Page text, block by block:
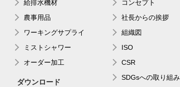
給排水機材
農事用品
ワーキングサプライ
ミストシャワー
オーダー加工
ダウンロード
コンセプト
社長からの挨拶
組織図
ISO
CSR
SDGsへの取り組み